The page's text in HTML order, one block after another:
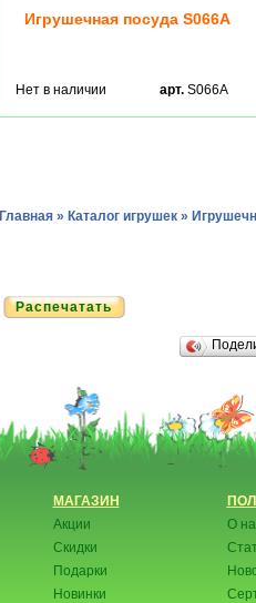
Игрушечная посуда S066A
Нет в наличии арт. S066A
Главная » Каталог игрушек »
Распечатать
МАГАЗИН
Акции
Скидки
Подарки
Новинки
О